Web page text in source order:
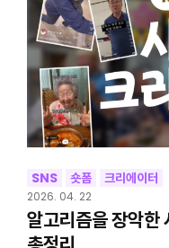
SNS 숏폼 크리에이터
2026. 04. 22
알고리즘을 장악한